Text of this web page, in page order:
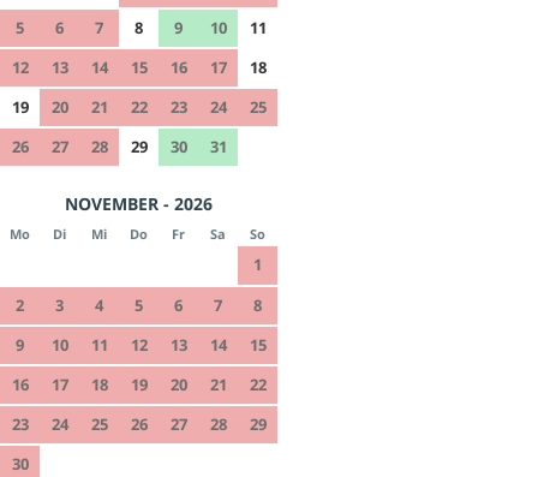
5
6 7 8 9 10
11
12
13 14 15 16 17
18
19
20 21 22 23 24
25
26
27 28 29 30 31
NOVEMBER - 2026
Mo Di Mi Do Fr Sa So
1
2
3 4 5 6 7
8
9
10 11 12 13 14
15
16
17 18 19 20 21
22
23
24 25 26 27 28
29
30